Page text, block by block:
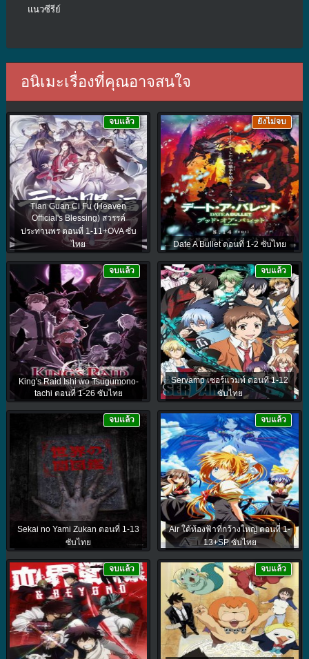
แนวซีรีย์
อนิเมะเรื่องที่คุณอาจสนใจ
Tian Guan Ci Fu (Heaven
Official's Blessing) สวรรค์
ประทานพร ตอนที่ 1-11+OVA ซับ
ไทย
จบแล้ว
Date A Bullet ตอนที่ 1-2 ซับไทย
ยังไม่จบ
King's Raid Ishi wo Tsugumono-
tachi ตอนที่ 1-26 ซับไทย
จบแล้ว
Servamp เซอร์แวมพ์ ตอนที่ 1-12
ซับไทย
จบแล้ว
Sekai no Yami Zukan ตอนที่ 1-13
ซับไทย
จบแล้ว
Air ใต้ท้องฟ้าที่กว้างใหญ่ ตอนที่ 1-
13+SP ซับไทย
จบแล้ว
จบแล้ว จบแล้ว